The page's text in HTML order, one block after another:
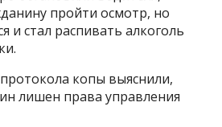
пройти осмотр, но
и стал распивать алкоголь
копы выяснили,
лишен права управления